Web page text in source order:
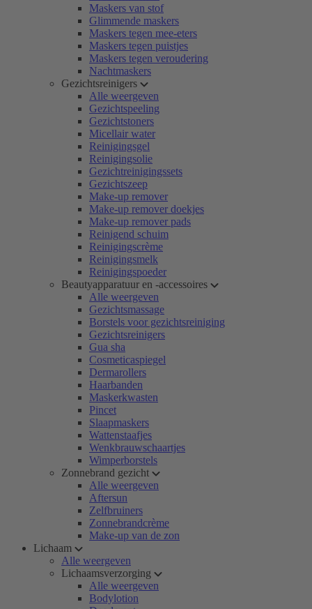
Maskers van stof
Glimmende maskers
Maskers tegen mee-eters
Maskers tegen puistjes
Maskers tegen veroudering
Nachtmaskers
Gezichtsreinigers
Alle weergeven
Gezichtspeeling
Gezichtstoners
Micellair water
Reinigingsgel
Reinigingsolie
Gezichtreinigingssets
Gezichtszeep
Make-up remover
Make-up remover doekjes
Make-up remover pads
Reinigend schuim
Reinigingscrème
Reinigingsmelk
Reinigingspoeder
Beautyapparatuur en -accessoires
Alle weergeven
Gezichtsmassage
Borstels voor gezichtsreiniging
Gezichtsreinigers
Gua sha
Cosmeticaspiegel
Dermarollers
Haarbanden
Maskerkwasten
Pincet
Slaapmaskers
Wattenstaafjes
Wenkbrauwschaartjes
Wimperborstels
Zonnebrand gezicht
Alle weergeven
Aftersun
Zelfbruiners
Zonnebrandcrème
Make-up van de zon
Lichaam
Alle weergeven
Lichaamsverzorging
Alle weergeven
Bodylotion